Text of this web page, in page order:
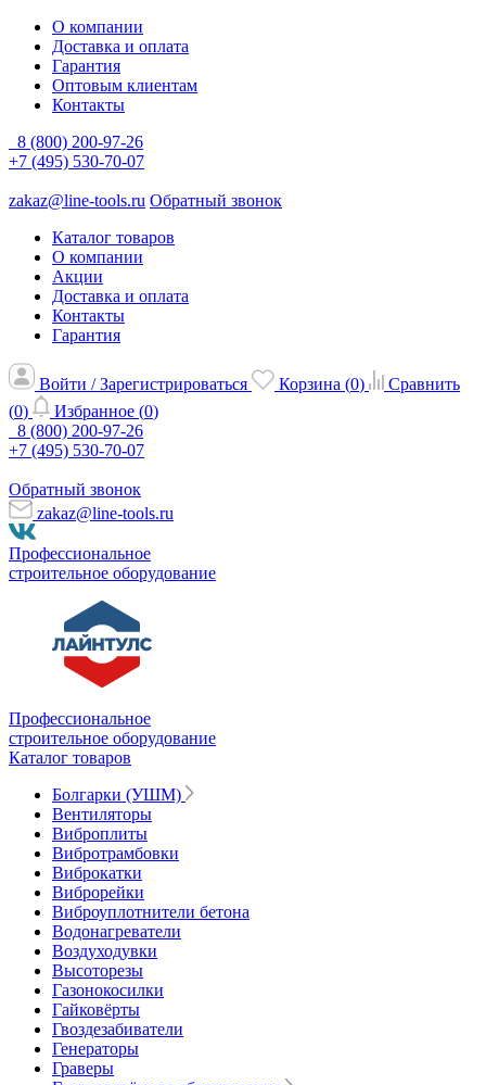
О компании
Доставка и оплата
Гарантия
Оптовым клиентам
Контакты
8 (800) 200-97-26
+7 (495) 530-70-07
zakaz@line-tools.ru Обратный звонок
Каталог товаров
О компании
Акции
Доставка и оплата
Контакты
Гарантия
Войти / Зарегистрироваться Корзина (0)
Сравнить
(0) Избранное (0)
8 (800) 200-97-26
+7 (495) 530-70-07
Обратный звонок
zakaz@line-tools.ru
Профессиональное
строительное оборудование
Профессиональное
строительное оборудование
Каталог товаров
Болгарки (УШМ)
Вентиляторы
Виброплиты
Вибротрамбовки
Виброкатки
Виброрейки
Виброуплотнители бетона
Водонагреватели
Воздуходувки
Высоторезы
Газонокосилки
Гайковёрты
Гвоздезабиватели
Генераторы
Граверы